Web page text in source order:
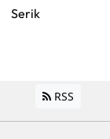
Serik
RSS